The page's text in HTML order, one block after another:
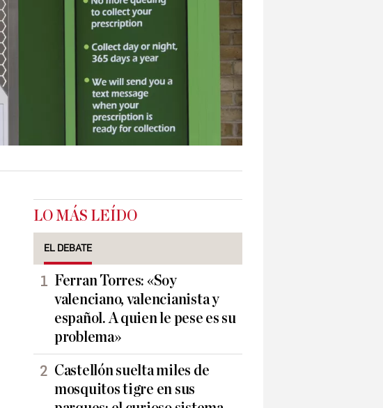
LO MÁS LEÍDO
EL DEBATE
Ferran Torres: «Soy
valenciano, valencianista y
español. A quien le pese es su
problema»
Castellón suelta miles de
mosquitos tigre en sus